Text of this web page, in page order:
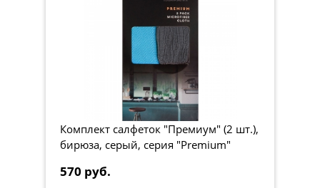
Комплект салфеток "Премиум" (2 шт.),
бирюза, серый, серия "Premium"
570 руб.